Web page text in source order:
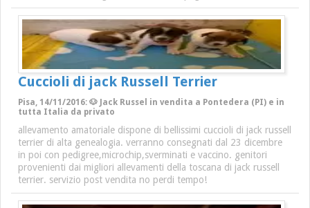
Cuccioli di jack Russell Terrier
Pisa, 14/11/2016: 🐶 Jack Russel in vendita a Pontedera (PI) e in
tutta Italia da privato
allevamento amatoriale dispone di bellissimi cuccioli di jack russell
terrier di alta genealogia. verranno consegnati dal 23 dicembre
in poi con pedigree,microchip,sverminati e vaccino. genitori
provenienti dai migliori allevamenti della toscana di jack russell
terrier. servizio post vendita no perdi tempo!